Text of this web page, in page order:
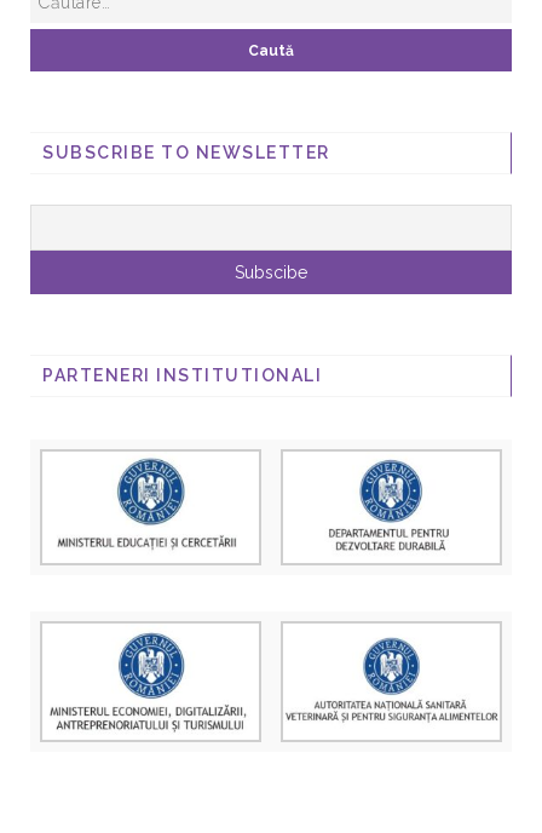
SUBSCRIBE TO NEWSLETTER
PARTENERI INSTITUTIONALI